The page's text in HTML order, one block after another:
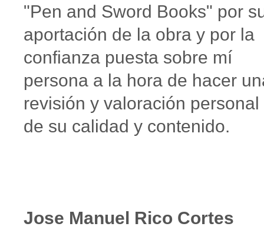
"Pen and Sword Books" por
aportación de la obra y por la
confianza puesta sobre mí
persona a la hora de hacer
revisión y valoración personal
de su calidad y contenido.
Jose Manuel Rico Cortes